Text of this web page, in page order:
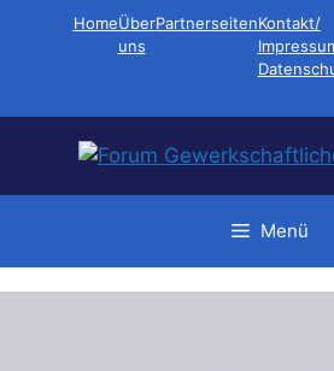
HomeÜber
uns
PartnerseitenKontakt/
Menü